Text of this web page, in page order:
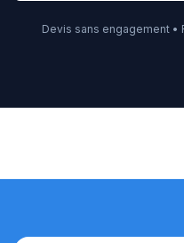
Devis sans engagement •